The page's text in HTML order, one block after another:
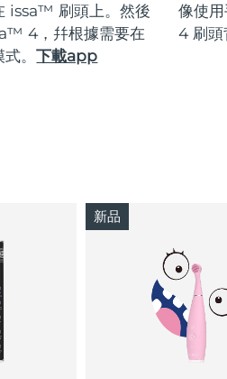
issa™ 刷頭上。然後
4，幷根據需要在
式。下載app
像使
4 刷頭
新品